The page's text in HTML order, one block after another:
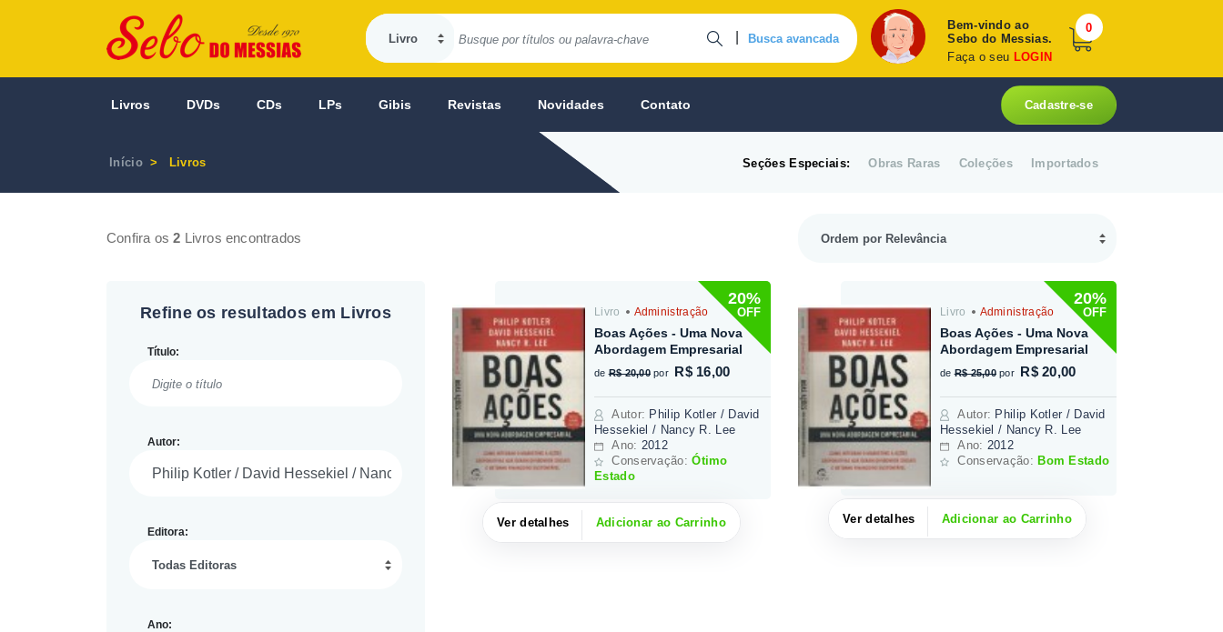
Busca avancada
Bem-vindo ao
Sebo do Messias.
Faça o seu LOGIN
0
Livros DVDs CDs LPs Gibis Revistas Novidades Contato Cadastre-se
Início Livros Seções Especiais: Obras Raras Coleções Importados
Confira os2 Livros encontrados
Refine os resultados em Livros
Título:
Autor:
Editora:
Ano:
20%
OFF
Livro Administração
Boas Ações - Uma Nova
Abordagem Empresarial
de R$ 20,00 por R$ 16,00
Autor: Philip Kotler / David
Hessekiel / Nancy R. Lee
Ano: 2012
Conservação:Ótimo
Estado
Ver detalhes Adicionar ao Carrinho
20%
OFF
Livro Administração
Boas Ações - Uma Nova
Abordagem Empresarial
de R$ 25,00 por R$ 20,00
Autor: Philip Kotler / David
Hessekiel / Nancy R. Lee
Ano: 2012
Conservação: Bom Estado
Ver detalhes Adicionar ao Carrinho